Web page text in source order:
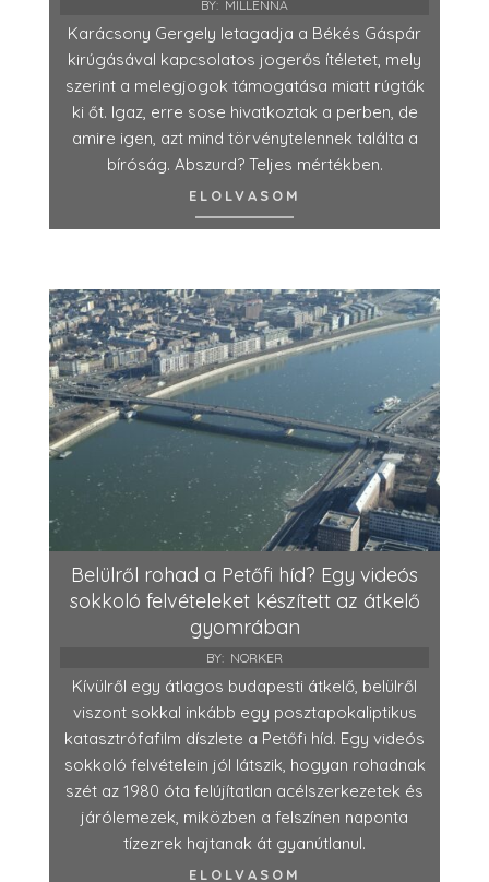
BY: MILLENNA
Karácsony Gergely letagadja a Békés Gáspár
kirúgásával kapcsolatos jogerős ítéletet, mely
szerint a melegjogok támogatása miatt rúgták
ki őt. Igaz, erre sose hivatkoztak a perben, de
amire igen, azt mind törvénytelennek találta a
bíróság. Abszurd? Teljes mértékben.
ELOLVASOM
Belülről rohad a Petőfi híd? Egy videós
sokkoló felvételeket készített az átkelő
gyomrában
BY: NORKER
Kívülről egy átlagos budapesti átkelő, belülről
viszont sokkal inkább egy posztapokaliptikus
katasztrófafilm díszlete a Petőfi híd. Egy videós
sokkoló felvételein jól látszik, hogyan rohadnak
szét az 1980 óta felújítatlan acélszerkezetek és
járólemezek, miközben a felszínen naponta
tízezrek hajtanak át gyanútlanul.
ELOLVASOM